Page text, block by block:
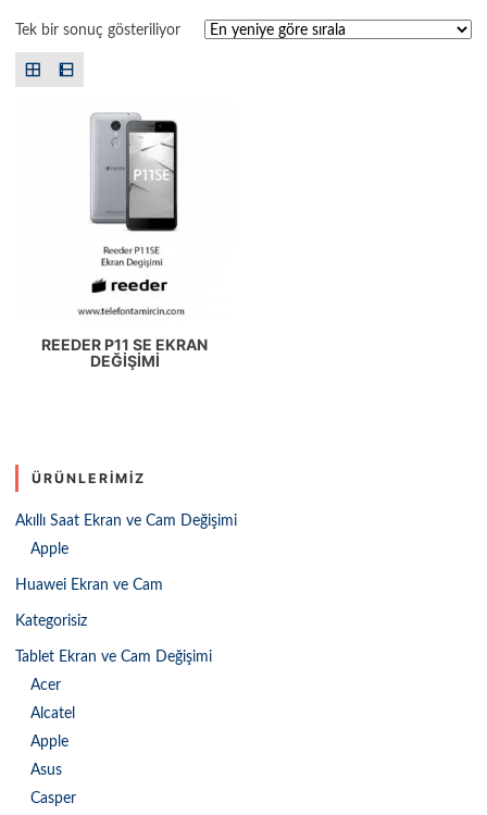
Tek bir sonuç gösteriliyor
REEDER P11 SE EKRAN
DEĞIŞIMI
ÜRÜNLERIMIZ
Akıllı Saat Ekran ve Cam Değişimi
Apple
Huawei Ekran ve Cam
Kategorisiz
Tablet Ekran ve Cam Değişimi
Acer
Alcatel
Apple
Asus
Casper